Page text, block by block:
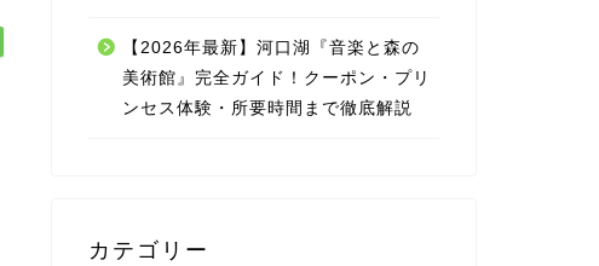
【2026年最新】河口湖『音楽と森の
美術館』完全ガイド！クーポン・プリ
ンセス体験・所要時間まで徹底解説
カテゴリー